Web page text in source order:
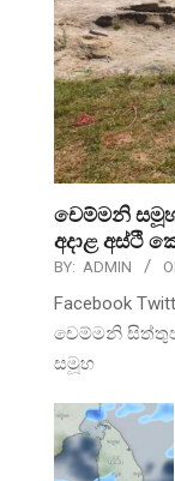
චෙම්මනි
අදාළ අස්ථි
BY: ADMIN
Facebook
චෙම්මනි
සමූහ